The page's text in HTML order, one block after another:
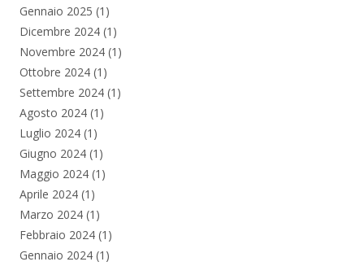
Gennaio 2025 (1)
Dicembre 2024 (1)
Novembre 2024 (1)
Ottobre 2024 (1)
Settembre 2024 (1)
Agosto 2024 (1)
Luglio 2024 (1)
Giugno 2024 (1)
Maggio 2024 (1)
Aprile 2024 (1)
Marzo 2024 (1)
Febbraio 2024 (1)
Gennaio 2024 (1)